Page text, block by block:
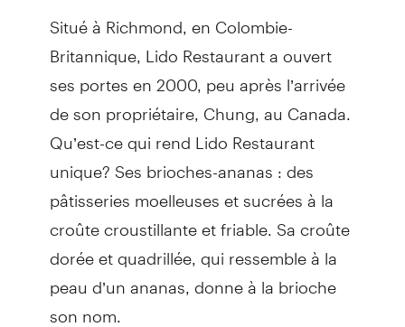
Situé à Richmond, en Colombie-
Britannique, Lido Restaurant a ouvert
ses portes en 2000, peu après l’arrivée
de son propriétaire, Chung, au Canada.
Qu’est-ce qui rend Lido Restaurant
unique? Ses brioches-ananas : des
pâtisseries moelleuses et sucrées à la
croûte croustillante et friable. Sa croûte
dorée et quadrillée, qui ressemble à la
peau d’un ananas, donne à la brioche
son nom.